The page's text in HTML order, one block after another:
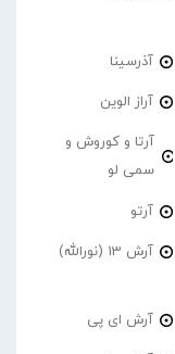
آذرسینا
آراز الوین
آرتا و کوروش و
سمی لو
آرتو
آرش 13 (نورالله)
آرش ای پی